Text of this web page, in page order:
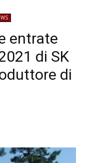
entrate
di SK
di